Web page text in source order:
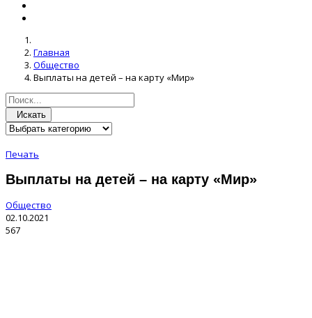
Главная
Общество
Выплаты на детей – на карту «Мир»
Искать
Печать
Выплаты на детей – на карту «Мир»
Общество
02.10.2021
567